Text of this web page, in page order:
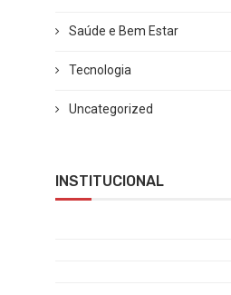
Saúde e Bem Estar
Tecnologia
Uncategorized
INSTITUCIONAL